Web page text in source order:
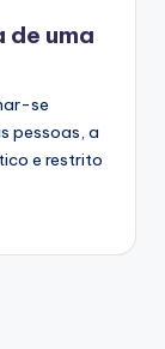
de uma
se
pessoas, a
e restrito